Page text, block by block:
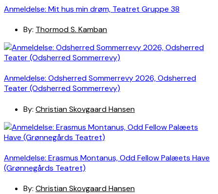
Anmeldelse: Mit hus min drøm, Teatret Gruppe 38
By: Thormod S. Kamban
Anmeldelse: Odsherred Sommerrevy 2026, Odsherred
Teater (Odsherred Sommerrevy)
By: Christian Skovgaard Hansen
Anmeldelse: Erasmus Montanus, Odd Fellow Palæets Have
(Grønnegårds Teatret)
By: Christian Skovgaard Hansen